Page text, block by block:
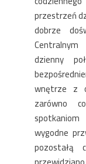
przestrzeń
dobrze
dzienny
wnętrze z
zarówno
wygodne
pozostałą